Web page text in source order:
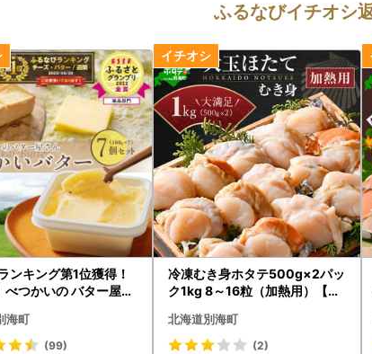
ふるなびイチオシ
ンキング第1位獲得！
べつかいの バター屋さ
海町
(99)
冷凍むき身ホタテ500g×2パッ
ク1kg 8～16粒（加熱用）【KN
北海道別海町
(2)